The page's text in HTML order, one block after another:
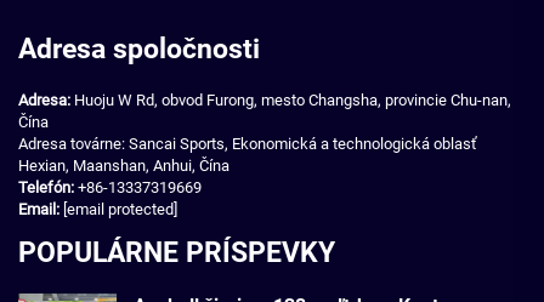
Adresa spoločnosti
Adresa: Huoju W Rd, obvod Furong, mesto Changsha, provincie Chu-nan,
Čína
Adresa továrne: Sancai Sports, Ekonomická a technologická oblasť
Hexian, Maanshan, Anhui, Čína
Telefón: +86-13337319669
Email: [email protected]
POPULÁRNE PRÍSPEVKY